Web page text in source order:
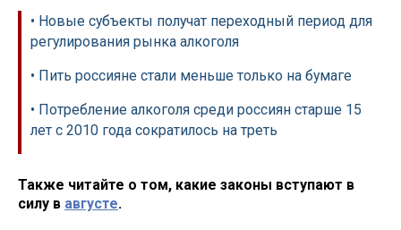
• Новые субъекты получат переходный период для
регулирования рынка алкоголя
• Пить россияне стали меньше только на бумаге
• Потребление алкоголя среди россиян старше 15
лет с 2010 года сократилось на треть
Также читайте о том, какие законы вступают в
силу в августе.